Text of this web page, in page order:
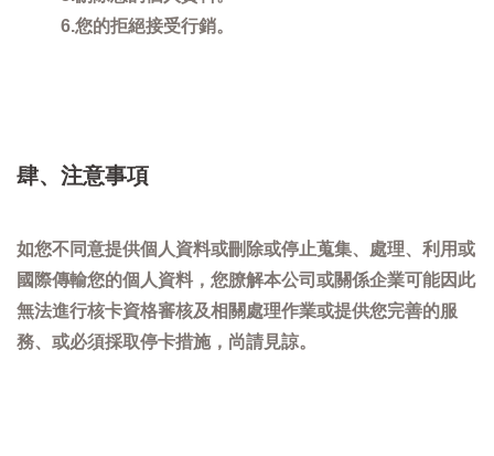
6.您的拒絕接受行銷。
肆、注意事項
如您不同意提供個人資料或刪除或停止蒐集、處理、利用或
國際傳輸您的個人資料，您膫解本公司或關係企業可能因此
無法進行核卡資格審核及相關處理作業或提供您完善的服
務、或必須採取停卡措施，尚請見諒。